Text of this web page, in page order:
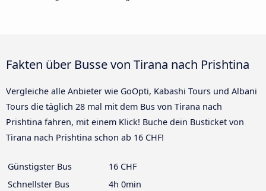
Fakten über Busse von Tirana nach Prishtina
Vergleiche alle Anbieter wie GoOpti, Kabashi Tours und Albani
Tours die täglich 28 mal mit dem Bus von Tirana nach
Prishtina fahren, mit einem Klick! Buche dein Busticket von
Tirana nach Prishtina schon ab 16 CHF!
Günstigster Bus
16 CHF
Schnellster Bus
4h 0min